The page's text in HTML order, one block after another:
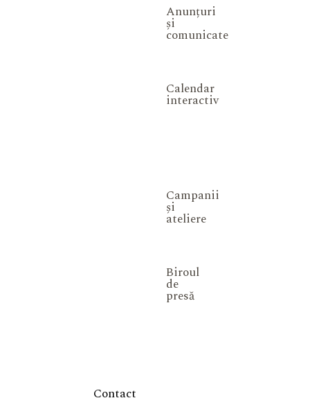
Anunțuri
și
comunicate
Calendar
interactiv
Campanii
și
ateliere
Biroul
de
presă
Contact